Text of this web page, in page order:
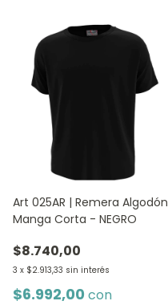
Art 025AR | Remera Algodón
Manga Corta - NEGRO
$8.740,00
3 x $2.913,33 sin interés
$6.992,00 con